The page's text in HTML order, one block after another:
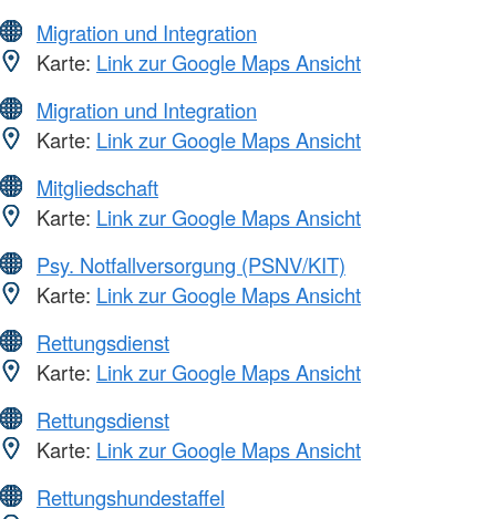
Migration und Integration
Karte: Link zur Google Maps Ansicht
Migration und Integration
Karte: Link zur Google Maps Ansicht
Mitgliedschaft
Karte: Link zur Google Maps Ansicht
Psy. Notfallversorgung (PSNV/KIT)
Karte: Link zur Google Maps Ansicht
Rettungsdienst
Karte: Link zur Google Maps Ansicht
Rettungsdienst
Karte: Link zur Google Maps Ansicht
Rettungshundestaffel